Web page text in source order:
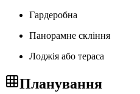
Гардеробна
Панорамне скління
Лоджія або тераса
Планування